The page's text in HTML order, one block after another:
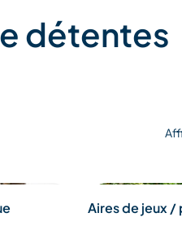
détentes
Aires de jeux